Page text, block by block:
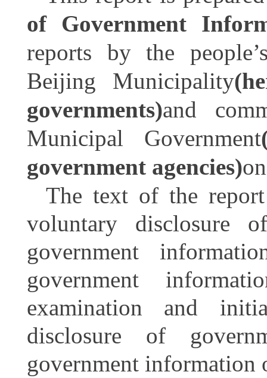
of Government
reports by the
Beijing Municipality
governments)and
Municipal Government
government agencies)
The text of the
voluntary disclosure
government
government
examination and
disclosure of
government information